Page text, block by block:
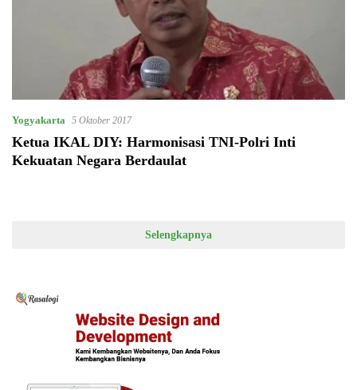
Yogyakarta 5 Oktober 2017
Ketua IKAL DIY: Harmonisasi TNI-Polri Inti
Kekuatan Negara Berdaulat
Selengkapnya